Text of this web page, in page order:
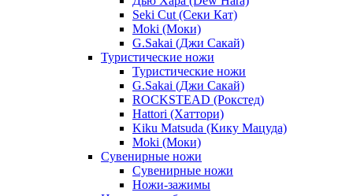
Seki Cut (Секи Кат)
Moki (Моки)
G.Sakai (Джи Сакай)
Туристические ножи
Туристические ножи
G.Sakai (Джи Сакай)
ROCKSTEAD (Рокстед)
Hattori (Хаттори)
Kiku Matsuda (Кику Мацуда)
Moki (Моки)
Сувенирные ножи
Сувенирные ножи
Ножи-зажимы